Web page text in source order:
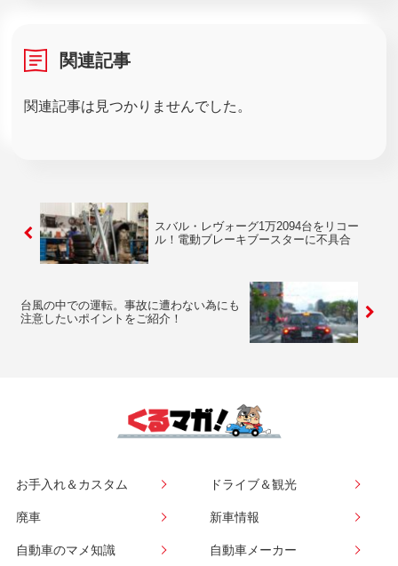
関連記事
関連記事は見つかりませんでした。
スバル・レヴォーグ1万2094台をリコー
ル！電動ブレーキブースターに不具合
台風の中での運転。事故に遭わない為にも
注意したいポイントをご紹介！
お手入れ＆カスタム ドライブ＆観光
廃車 新車情報
自動車のマメ知識 自動車メーカー